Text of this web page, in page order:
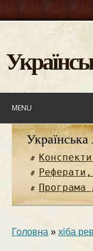
MENU
Українська
Головна » хіба